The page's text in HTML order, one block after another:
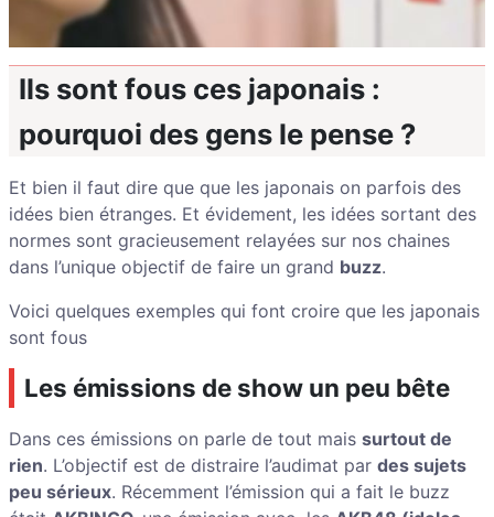
Ils sont fous ces japonais :
pourquoi des gens le pense ?
Et bien il faut dire que que les japonais on parfois des
idées bien étranges. Et évidement, les idées sortant des
normes sont gracieusement relayées sur nos chaines
dans l’unique objectif de faire un grand buzz.
Voici quelques exemples qui font croire que les japonais
sont fous
Les émissions de show un peu bête
Dans ces émissions on parle de tout mais surtout de
rien. L’objectif est de distraire l’audimat par des sujets
peu sérieux. Récemment l’émission qui a fait le buzz